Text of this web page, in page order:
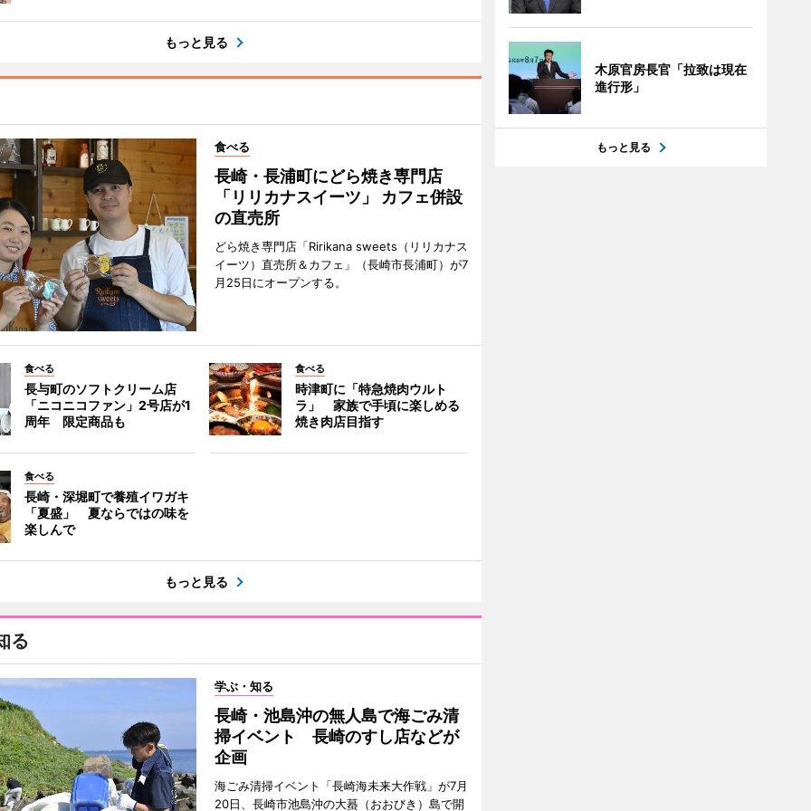
もっと見る
食べる
長崎・長浦町にどら焼き専門店
「リリカナスイーツ」 カフェ併設
の直売所
どら焼き専門店「Ririkana sweets（リリカナス
イーツ）直売所＆カフェ」（長崎市長浦町）が7
月25日にオープンする。
食べる
長与町のソフトクリーム店
「ニコニコファン」2号店が1
周年 限定商品も
食べる
時津町に「特急焼肉ウルト
ラ」 家族で手頃に楽しめる
焼き肉店目指す
食べる
長崎・深堀町で養殖イワガキ
「夏盛」 夏ならではの味を
楽しんで
もっと見る
る
学ぶ・知る
長崎・池島沖の無人島で海ごみ清
掃イベント 長崎のすし店などが
企画
海ごみ清掃イベント「長崎海未来大作戦」が7月
20日、長崎市池島沖の大蟇（おおびき）島で開
木原官房長官「拉致は現在
進行形」
もっと見る